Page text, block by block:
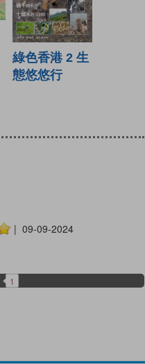
綠色香港 2 生
態悠悠行
| 09-09-2024
1